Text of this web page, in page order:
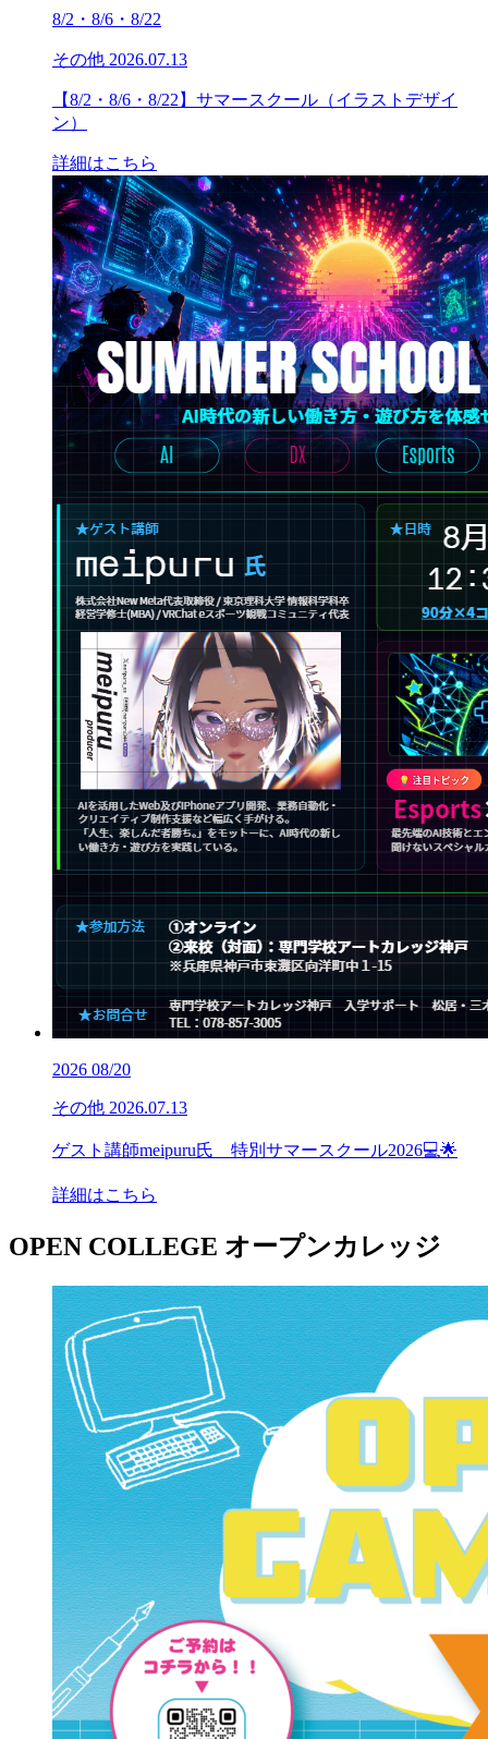
8/2・8/6・8/22
その他 2026.07.13
【8/2・8/6・8/22】サマースクール（イラストデザイ
ン）
詳細はこちら
2026 08/20
その他 2026.07.13
ゲスト講師meipuru氏 特別サマースクール2026💻🌟
詳細はこちら
OPEN COLLEGE オープンカレッジ